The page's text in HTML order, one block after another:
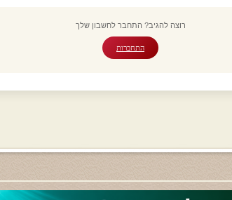
רוצה להגיב? התחבר לחשבון שלך
התחברות